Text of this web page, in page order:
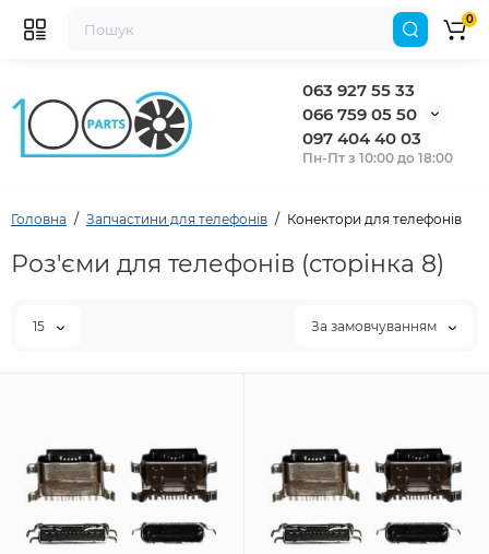
063 927 55 33
066 759 05 50
097 404 40 03
Пн-Пт з 10:00 до 18:00
0
Головна Запчастини для телефонів Конектори для телефонів
Роз'єми для телефонів (сторінка 8)
15 За замовчуванням